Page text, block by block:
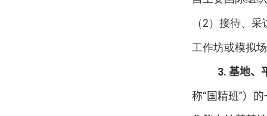
（2）接待、采
工作坊或模拟
3.基地、
称“国精班”）